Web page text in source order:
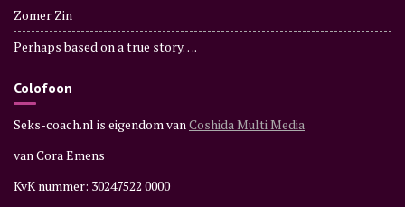
Zomer Zin
Perhaps based on a true story….
Colofoon
Seks-coach.nl is eigendom vanCoshida Multi Media
van Cora Emens
KvK nummer: 30247522 0000